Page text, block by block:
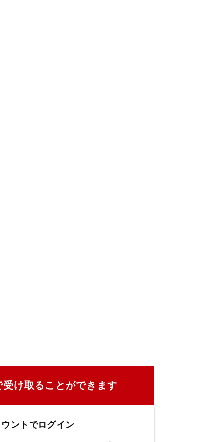
け取ることができます
ントでログイン